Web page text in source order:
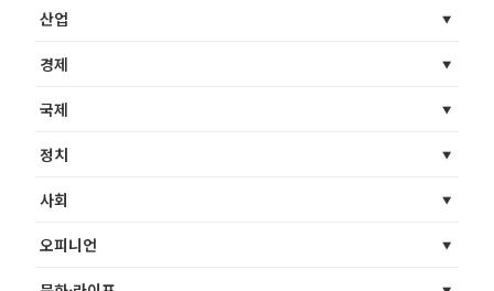
산업
경제
국제
정치
사회
오피니언